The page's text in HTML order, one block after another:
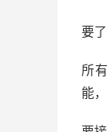
要
所
能